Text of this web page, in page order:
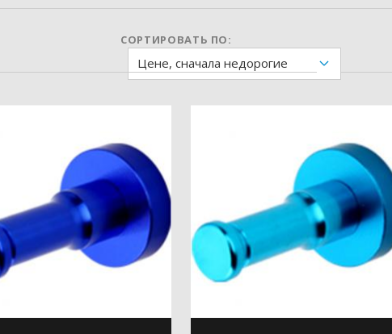
СОРТИРОВАТЬ ПО:
Цене, сначала недорогие